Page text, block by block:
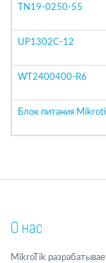
TN19-0250-55
UP1302C-12
WT2400400-R6
Блок питания
О нас
MikroTik